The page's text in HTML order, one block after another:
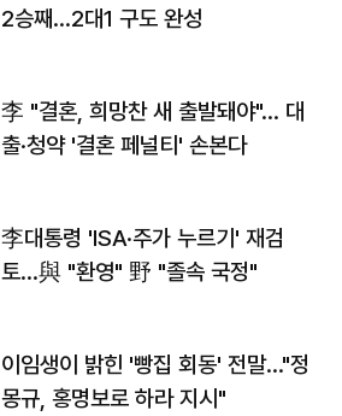
2승째…2대1 구도 완성
李 "결혼, 희망찬 새 출발돼야"… 대
출·청약 '결혼 페널티' 손본다
李대통령 'ISA·주가 누르기' 재검
토…與 "환영" 野 "졸속 국정"
이임생이 밝힌 '빵집 회동' 전말…"정
몽규, 홍명보로 하라 지시"